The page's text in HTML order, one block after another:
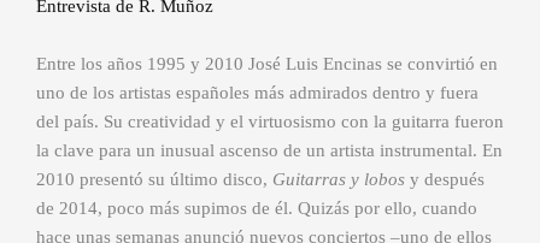
Entrevista de R. Muñoz
Entre los años 1995 y 2010 José Luis Encinas se convirtió en
uno de los artistas españoles más admirados dentro y fuera
del país. Su creatividad y el virtuosismo con la guitarra fueron
la clave para un inusual ascenso de un artista instrumental. En
2010 presentó su último disco, Guitarras y lobos y después
de 2014, poco más supimos de él. Quizás por ello, cuando
hace unas semanas anunció nuevos conciertos –uno de ellos